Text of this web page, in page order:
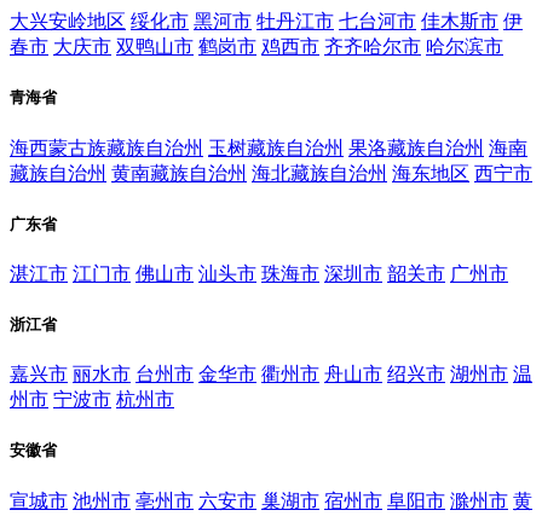
大兴安岭地区 绥化市 黑河市 牡丹江市 七台河市 佳木斯市 伊
春市 大庆市 双鸭山市 鹤岗市 鸡西市 齐齐哈尔市 哈尔滨市
青海省
海西蒙古族藏族自治州 玉树藏族自治州 果洛藏族自治州 海南
藏族自治州 黄南藏族自治州 海北藏族自治州 海东地区 西宁市
广东省
湛江市 江门市 佛山市 汕头市 珠海市 深圳市 韶关市 广州市
浙江省
嘉兴市 丽水市 台州市 金华市 衢州市 舟山市 绍兴市 湖州市 温
州市 宁波市 杭州市
安徽省
宣城市 池州市 亳州市 六安市 巢湖市 宿州市 阜阳市 滁州市 黄